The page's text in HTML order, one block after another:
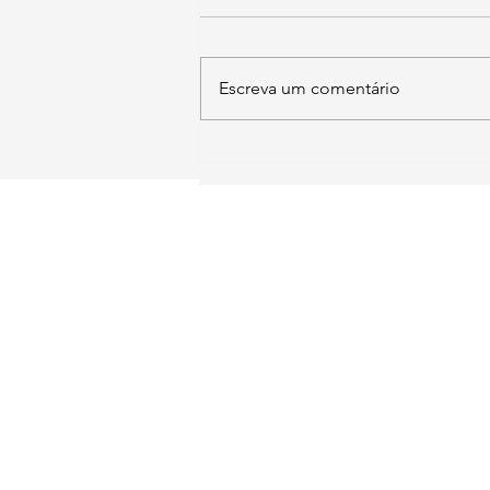
Escreva um comentário